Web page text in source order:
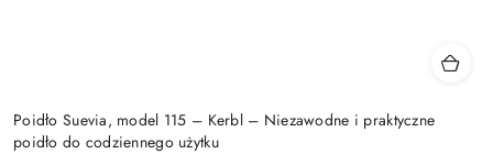
Poidło Suevia, model 115 – Kerbl – Niezawodne i praktyczne
poidło do codziennego użytku